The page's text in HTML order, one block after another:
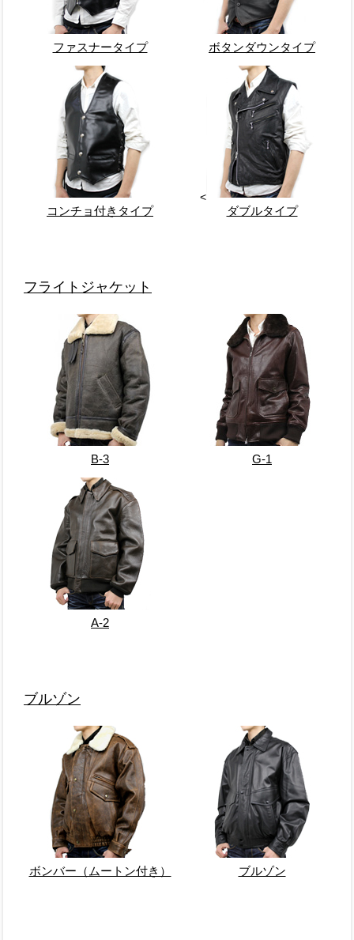
ファスナータイプ ボタンダウンタイプ
コンチョ付きタイプ
<
ダブルタイプ
フライトジャケット
B-3 G-1
A-2
ブルゾン
ボンバー（ムートン付き） ブルゾン